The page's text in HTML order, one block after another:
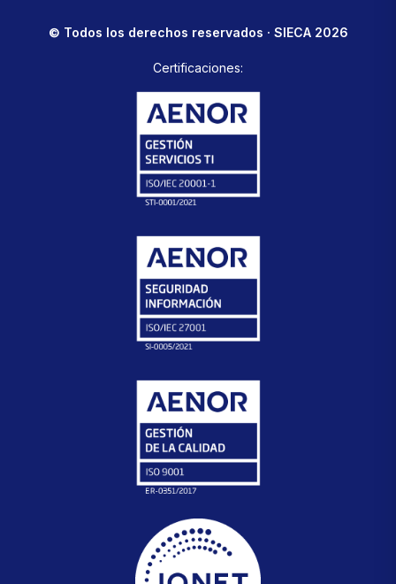
© Todos los derechos reservados · SIECA 2026
Certificaciones: